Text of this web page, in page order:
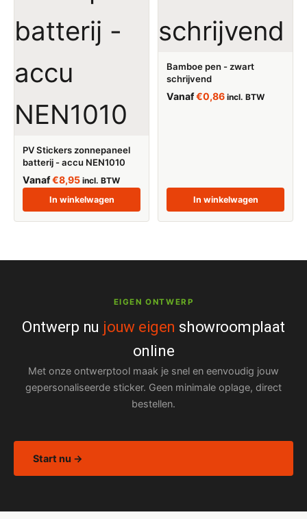
PV Stickers zonnepaneel
batterij - accu NEN1010
Vanaf€8,95 incl. BTW
In winkelwagen
Bamboe pen - zwart
schrijvend
Vanaf€0,86 incl. BTW
In winkelwagen
EIGEN ONTWERP
Ontwerp nu jouw eigen showroomplaat
online
Met onze ontwerptool maak je snel en eenvoudig jouw
gepersonaliseerde sticker. Geen minimale oplage, direct
bestellen.
Start nu →